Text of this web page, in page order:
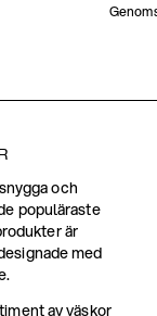
och
populäraste
är
med
av väskor